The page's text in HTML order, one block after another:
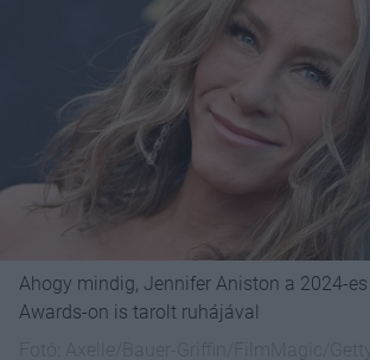
Ahogy mindig, Jennifer Aniston a 2024-
Awards-on is tarolt ruhájával